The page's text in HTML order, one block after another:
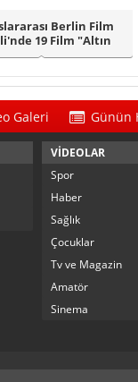
Berlin Film
19 Film "Altın
Galeri Günün
VİDEOLAR
Spor
Haber
Sağlık
Çocuklar
Tv ve Magazin
Amatör
Sinema